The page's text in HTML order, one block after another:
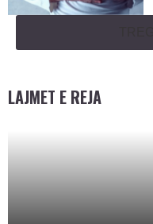
LAJMET E REJA